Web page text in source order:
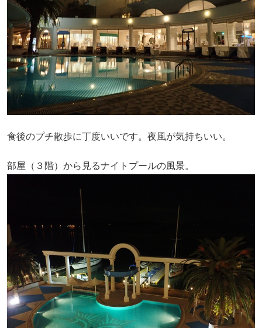
食後のプチ散歩に丁度いいです。夜風が気持ちいい。
部屋（３階）から見るナイトプールの風景。